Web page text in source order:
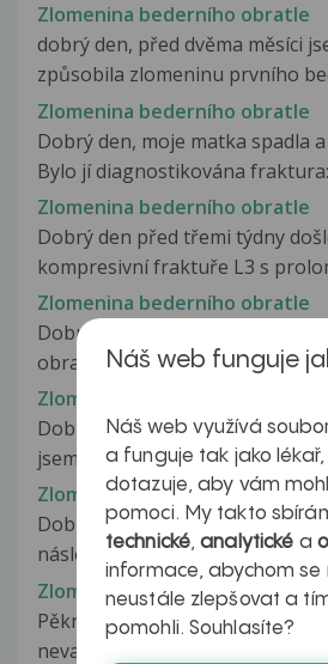
Zlomenina bederního obratle
dobrý den, před dvěma měsíci
způsobila zlomeninu prvního
Zlomenina bederního obratle
Dobrý den, moje matka spadla
Bylo jí diagnostikována fraktura:
Zlomenina bederního obratle
Dobrý den před třemi týdny
kompresivní fraktuře L3 s
Zlomenina bederního obratle
Dobrý den. Moje mamka si
obratel. Momentálně je v
Zlomenina bederního obratle
Dobrý den, chtěla bych se
jsem měla autonehodu, kde
Zlomenina bederního obratle
Dobrý den, před osmy dny jsem
následně jsem byla odvezena
Zlomenina bérce
Pěkný den pane doktore,
nevadí, pokud se dotýkají šrouby...
Náš web funguje
Náš web využívá
a funguje tak jako lékař,
dotazuje, aby vám
pomoci. My takto
technické,analytické a
informace, abychom se
neustále zlepšovat a
pomohli. Souhlasíte?